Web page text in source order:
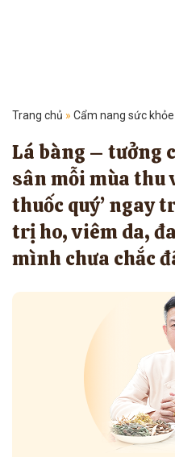
Trang chủ » Cẩm nang sức khỏe
Lá bàng – tưởng
sân mỗi mùa thu
thuốc quý’ ngay
trị ho, viêm da,
mình chưa chắc